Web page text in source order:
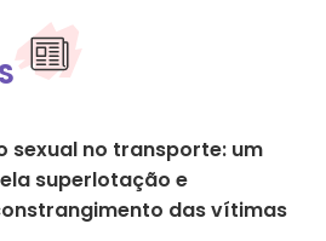
sexual no transporte: um
superlotação e
das vítimas